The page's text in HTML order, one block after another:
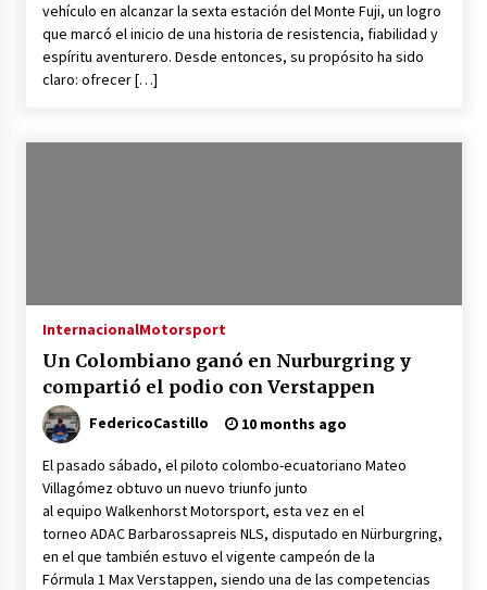
vehículo en alcanzar la sexta estación del Monte Fuji, un logro
que marcó el inicio de una historia de resistencia, fiabilidad y
espíritu aventurero. Desde entonces, su propósito ha sido
claro: ofrecer […]
InternacionalMotorsport
Un Colombiano ganó en Nurburgring y
compartió el podio con Verstappen
FedericoCastillo 10 months ago
El pasado sábado, el piloto colombo-ecuatoriano Mateo
Villagómez obtuvo un nuevo triunfo junto
al equipo Walkenhorst Motorsport, esta vez en el
torneo ADAC Barbarossapreis NLS, disputado en Nürburgring,
en el que también estuvo el vigente campeón de la
Fórmula 1 Max Verstappen, siendo una de las competencias